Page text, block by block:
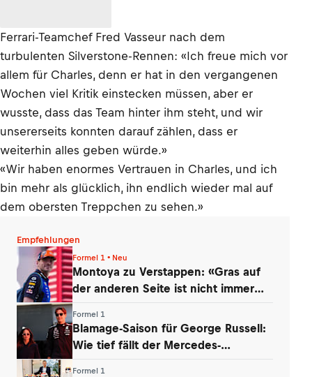
Ferrari-Teamchef Fred Vasseur nach dem
turbulenten Silverstone-Rennen: «Ich freue mich vor
allem für Charles, denn er hat in den vergangenen
Wochen viel Kritik einstecken müssen, aber er
wusste, dass das Team hinter ihm steht, und wir
unsererseits konnten darauf zählen, dass er
weiterhin alles geben würde.»
«Wir haben enormes Vertrauen in Charles, und ich
bin mehr als glücklich, ihn endlich wieder mal auf
dem obersten Treppchen zu sehen.»
Empfehlungen
Formel 1 • Neu
Montoya zu Verstappen: «Gras auf
der anderen Seite ist nicht immer
Formel 1
Blamage-Saison für George Russell:
Wie tief fällt der Mercedes-
Formel 1